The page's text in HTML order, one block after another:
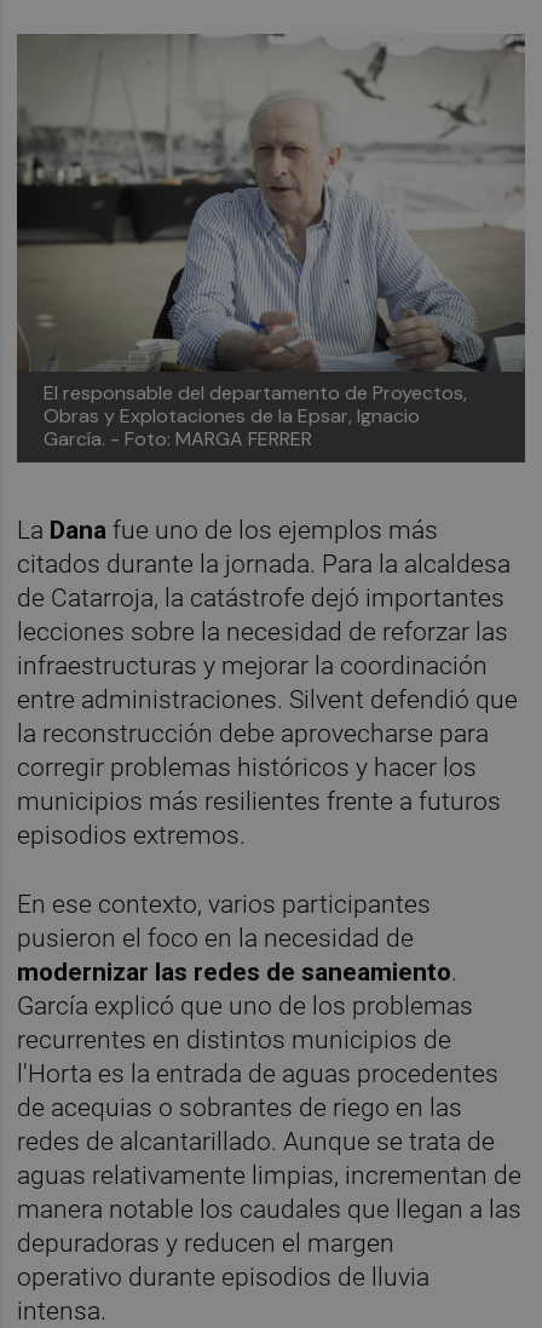
El responsable del departamento de Proyectos,
Obras y Explotaciones de la Epsar, Ignacio
García. - Foto: MARGA FERRER
La Dana fue uno de los ejemplos más
citados durante la jornada. Para la alcaldesa
de Catarroja, la catástrofe dejó importantes
lecciones sobre la necesidad de reforzar las
infraestructuras y mejorar la coordinación
entre administraciones. Silvent defendió que
la reconstrucción debe aprovecharse para
corregir problemas históricos y hacer los
municipios más resilientes frente a futuros
episodios extremos.
En ese contexto, varios participantes
pusieron el foco en la necesidad de
modernizar las redes de saneamiento.
García explicó que uno de los problemas
recurrentes en distintos municipios de
l'Horta es la entrada de aguas procedentes
de acequias o sobrantes de riego en las
redes de alcantarillado. Aunque se trata de
aguas relativamente limpias, incrementan de
manera notable los caudales que llegan a las
depuradoras y reducen el margen
operativo durante episodios de lluvia
intensa.